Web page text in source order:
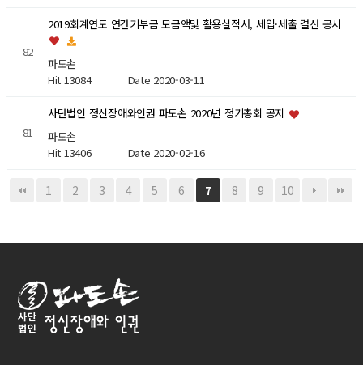
82
2019회계연도 연간기부금 모금액및 활용실적서, 세입·세출 결산 공시
파도손
Hit 13084 Date 2020-03-11
81
사단법인 정신장애와인권 파도손 2020년 정기총회 공지
파도손
Hit 13406 Date 2020-02-16
1 2 3 4 5 6 7 8 9 10